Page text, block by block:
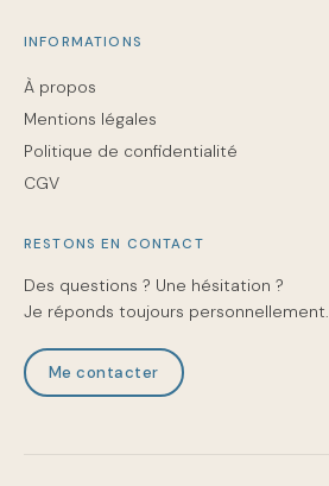
INFORMATIONS
À propos
Mentions légales
Politique de confidentialité
CGV
RESTONS EN CONTACT
Des questions ? Une hésitation ?
Je réponds toujours personnellement.
Me contacter